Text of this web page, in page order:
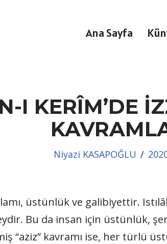
Ana Sayfa
I KERÎM’DE
Niyazi KASAPOĞLU
üstünlük ve galibiyettir.
Bu da insan için üstünlük,
“aziz” kavramı ise, her türlü